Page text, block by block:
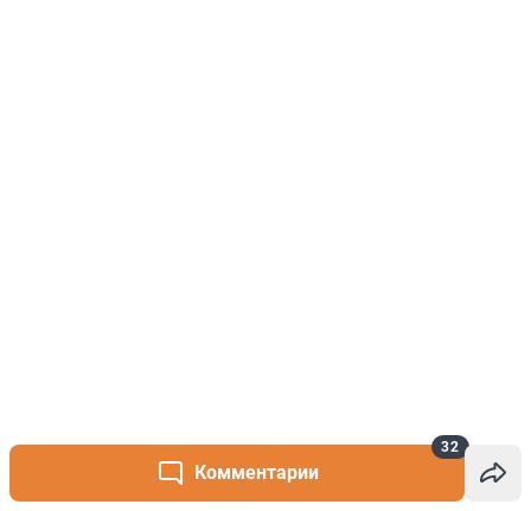
Комментарии
32